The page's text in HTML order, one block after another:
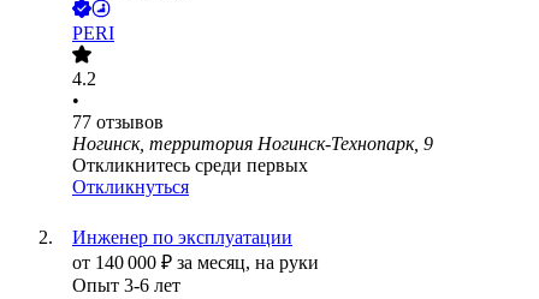
PERI
4.2
•
77 отзывов
Ногинск, территория Ногинск-Технопарк, 9
Откликнитесь среди первых
Откликнуться
Инженер по эксплуатации
от 140 000 ₽ за месяц, на руки
Опыт 3-6 лет